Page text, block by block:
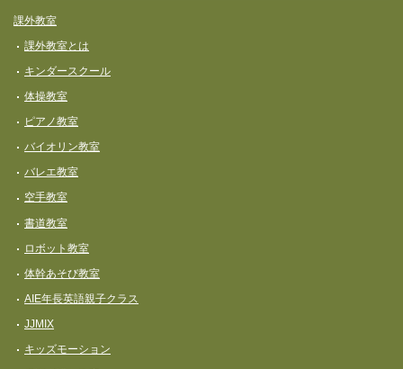
課外教室
課外教室とは
キンダースクール
体操教室
ピアノ教室
バイオリン教室
バレエ教室
空手教室
書道教室
ロボット教室
体幹あそび教室
AIE年長英語親子クラス
JJMIX
キッズモーション